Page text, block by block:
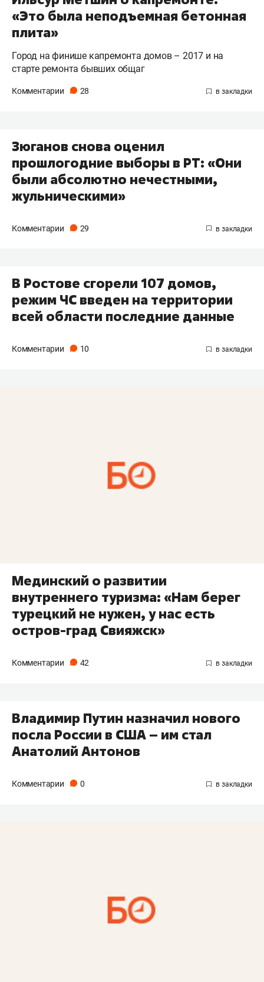
«Это была неподъемная бетонная
плита»
Город на финише капремонта домов – 2017 и на
старте ремонта бывших общаг
Комментарии 28
Зюганов снова оценил
прошлогодние выборы в РТ: «Они
были абсолютно нечестными,
жульническими»
Комментарии 29
В Ростове сгорели 107 домов,
режим ЧС введен на территории
всей области последние данные
Комментарии 10
Мединский о развитии
внутреннего туризма: «Нам берег
турецкий не нужен, у нас есть
остров-град Свияжск»
Комментарии 42
Владимир Путин назначил нового
посла России в США – им стал
Анатолий Антонов
Комментарии 0